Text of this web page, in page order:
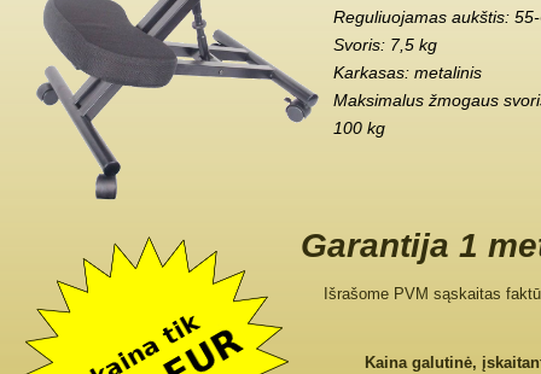
Reguliuojamas aukštis:
Svoris: 7,5 kg
Karkasas: metalinis
Maksimalus žmogaus
100 kg
Garantija 1
Išrašome PVM sąskaitas
Kaina galutinė,